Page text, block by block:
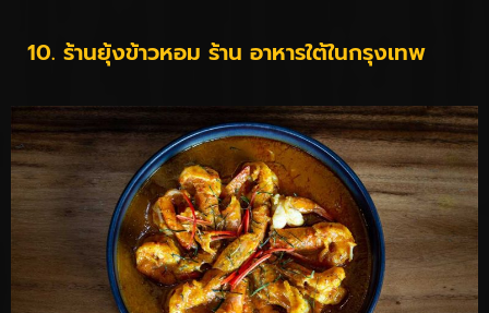
10. ร้านยุ้งข้าวหอม ร้าน อาหารใต้ในกรุงเทพ